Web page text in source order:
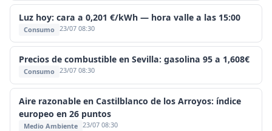
Luz hoy: cara a 0,201 €/kWh — hora valle a las 15:00
Consumo 23/07 08:30
Precios de combustible en Sevilla: gasolina 95 a 1,608€
Consumo 23/07 08:30
Aire razonable en Castilblanco de los Arroyos: índice
europeo en 26 puntos
Medio Ambiente 23/07 08:30